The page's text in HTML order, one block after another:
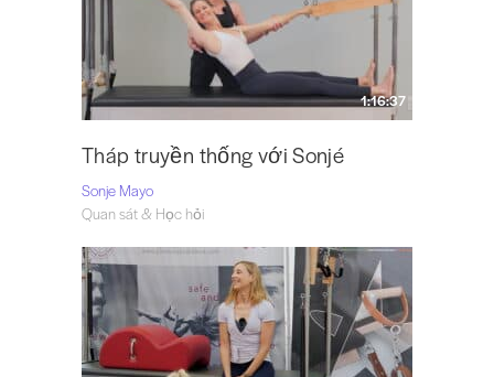
1:16:37
Tháp truyền thống với Sonjé
Sonje Mayo
Quan sát & Học hỏi